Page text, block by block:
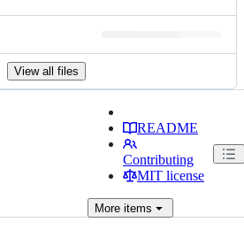
View all files
README
Contributing
MIT license
Moreitems